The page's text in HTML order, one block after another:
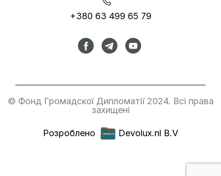
+380 63 499 65 79
Розроблено Devolux.nl B.V
© Фонд Громадскої Дипломатії 2024. Всі права
захищені